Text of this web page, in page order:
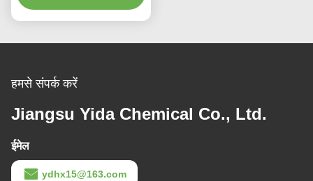
Acetate Cas No 111-15-
हमसे संपर्क करें
Jiangsu Yida Chemical Co., Ltd.
ईमेल
ydhx15@163.com